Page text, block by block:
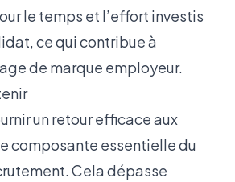
le temps et l’effort investis
ce qui contribue à
de marque employeur.
un retour efficace aux
composante essentielle du
Cela dépasse